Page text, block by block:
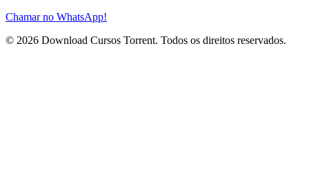
Chamar no WhatsApp!
© 2026 Download Cursos Torrent. Todos os direitos reservados.